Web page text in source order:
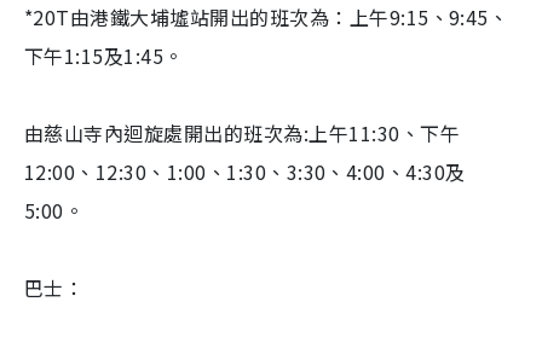
*20T由港鐵大埔墟站開出的班次為：上午9:15、9:45、
下午1:15及1:45。
由慈山寺內迴旋處開出的班次為:上午11:30、下午
12:00、12:30、1:00、1:30、3:30、4:00、4:30及
5:00。
巴士：